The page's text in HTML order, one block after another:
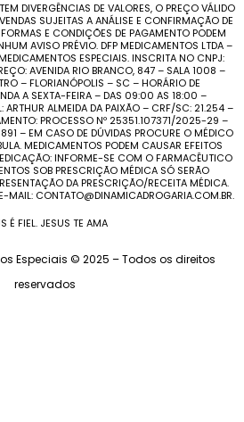
DIVERGÊNCIAS DE VALORES, O PREÇO VÁLIDO
SUJEITAS A ANÁLISE E CONFIRMAÇÃO DE
E CONDIÇÕES DE PAGAMENTO PODEM
AVISO PRÉVIO. DFP MEDICAMENTOS LTDA –
ESPECIAIS. INSCRITA NO CNPJ:
AVENIDA RIO BRANCO, 847 – SALA 1008 –
– FLORIANÓPOLIS – SC – HORÁRIO DE
A SEXTA-FEIRA – DAS 09:00 AS 18:00 –
ARTHUR ALMEIDA DA PAIXÃO – CRF/SC: 21.254 –
PROCESSO Nº 25351.107371/2025-29 –
– EM CASO DE DÚVIDAS PROCURE O MÉDICO
MEDICAMENTOS PODEM CAUSAR EFEITOS
INFORME-SE COM O FARMACÊUTICO
SOB PRESCRIÇÃO MÉDICA SÓ SERÃO
DA PRESCRIÇÃO/RECEITA MÉDICA.
MAIL: CONTATO@DINAMICADROGARIA.COM.BR.
É FIEL. JESUS TE AMA
Especiais © 2025 – Todos os direitos
reservados